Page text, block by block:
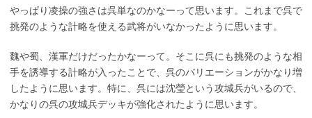
やっぱり凌操の強さは呉単なのかなーって思います。これまで呉で
挑発のような計略を使える武将がいなかったように思います。
魏や蜀、漢軍だけだったかなーって。そこに呉にも挑発のような相
手を誘導する計略が入ったことで、呉のバリエーションがかなり増
したように思います。特に、呉には沈瑩という攻城兵がいるので、
かなりの呉の攻城兵デッキが強化されたように思います。